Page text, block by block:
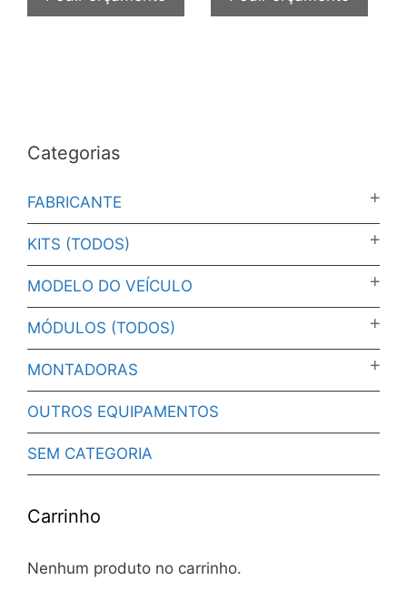
Categorias
FABRICANTE
KITS (TODOS)
MODELO DO VEÍCULO
MÓDULOS (TODOS)
MONTADORAS
OUTROS EQUIPAMENTOS
SEM CATEGORIA
Carrinho
Nenhum produto no carrinho.